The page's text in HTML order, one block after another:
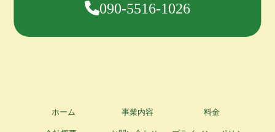
090-5516-1026
ホーム 事業内容 料金